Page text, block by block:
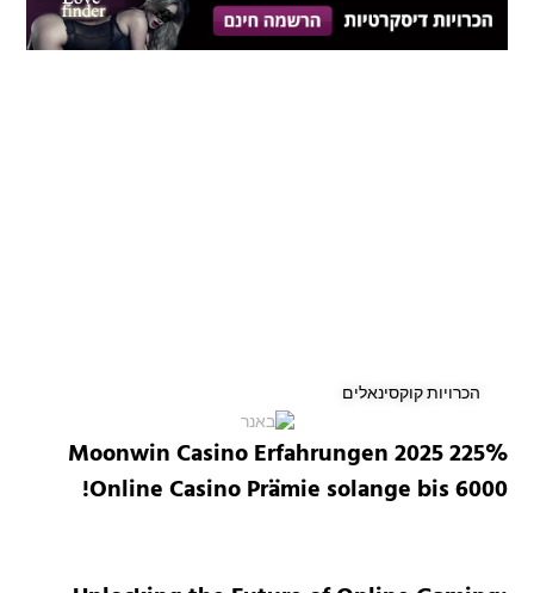
הכרויות קוקסינאלים
Moonwin Casino Erfahrungen 2025 225%
Online Casino Prämie solange bis 6000!